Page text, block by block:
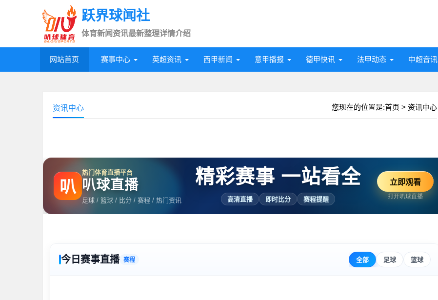
跃界球闻社
体育新闻资讯最新整理详情介绍
网站首页 赛事中心 英超资讯 西甲新闻 意甲播报 德甲快讯 法甲动态 中超音讯
您现在的位置是:首页 > 资讯中心
资讯中心
叭
热门体育直播平台
叭球直播
足球 / 篮球 / 比分 / 赛程 / 热门资讯
精彩赛事 一站看全
高清直播 即时比分 赛程提醒
立即观看
打开叭球直播